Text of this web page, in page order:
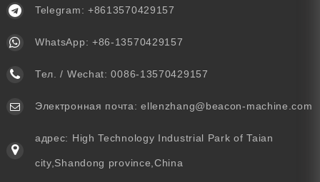
Telegram: +8613570429157
WhatsApp: +86-13570429157
Тел. / Wechat:0086-13570429157
Электронная почта:ellenzhang@beacon-machine.com
адрес: High Technology Industrial Park of Taian
city,Shandong province,China